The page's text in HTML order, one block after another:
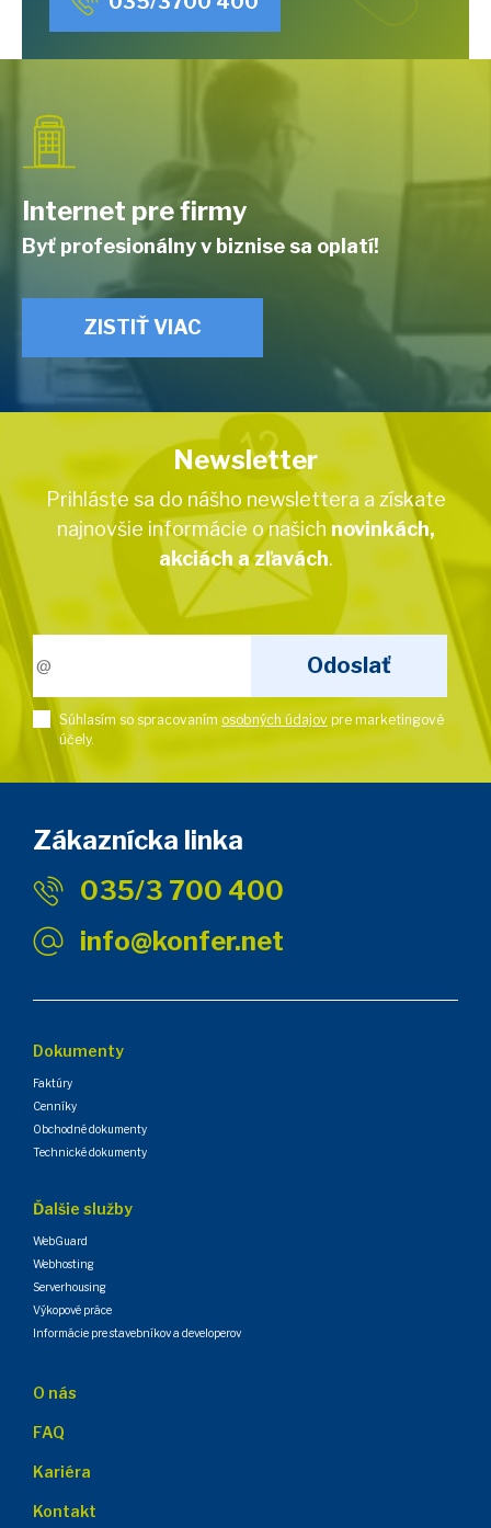
Internet pre firmy
Byť profesionálny v biznise sa oplatí!
ZISTIŤ VIAC
Newsletter
Prihláste sa do nášho newslettera a získate
najnovšie informácie o našich novinkách,
akciách a zľavách.
Súhlasím so spracovaním osobných údajov pre marketingové
účely.
Zákaznícka linka
035/3 700 400
info@konfer.net
Dokumenty
Faktúry
Cenníky
Obchodné dokumenty
Technické dokumenty
Ďalšie služby
WebGuard
Webhosting
Serverhousing
Výkopové práce
Informácie pre stavebníkov a developerov
O nás
FAQ
Kariéra
Kontakt